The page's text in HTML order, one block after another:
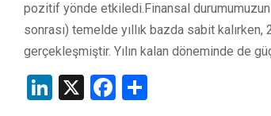
pozitif yönde etkiledi.Finansal
sonrası) temelde yıllık bazda sabit
gerçekleşmiştir. Yılın kalan döneminde de
LinkedIn
X Facebook